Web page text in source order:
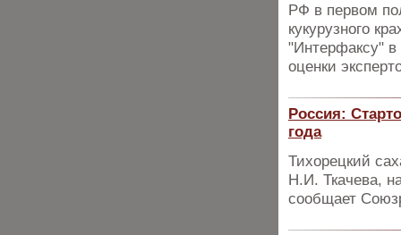
РФ в первом
кукурузного
"Интерфаксу" в
оценки
Россия:
года
Тихорецкий
Н.И. Ткачева,
сообщает